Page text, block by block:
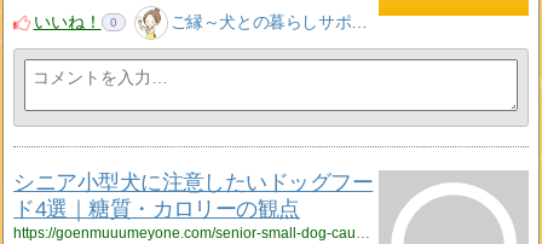
いいね！
0 ご縁～犬との暮らしサポート～
シニア小型犬に注意したいドッグフー
ド4選｜糖質・カロリーの観点
https://goenmuuumeyone.com/senior-small-dog-caution-foods-2026/